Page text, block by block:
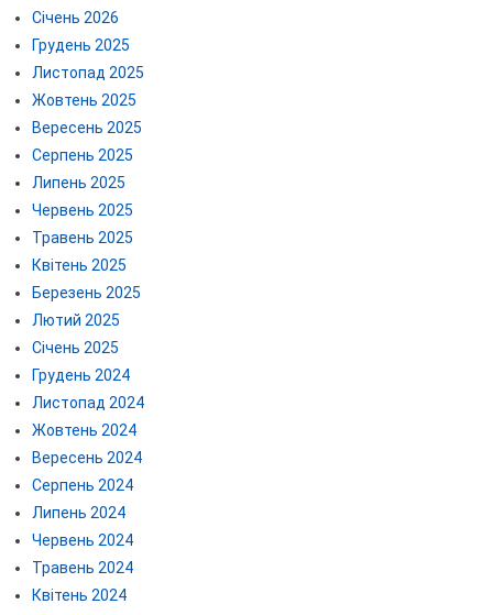
Січень 2026
Грудень 2025
Листопад 2025
Жовтень 2025
Вересень 2025
Серпень 2025
Липень 2025
Червень 2025
Травень 2025
Квітень 2025
Березень 2025
Лютий 2025
Січень 2025
Грудень 2024
Листопад 2024
Жовтень 2024
Вересень 2024
Серпень 2024
Липень 2024
Червень 2024
Травень 2024
Квітень 2024